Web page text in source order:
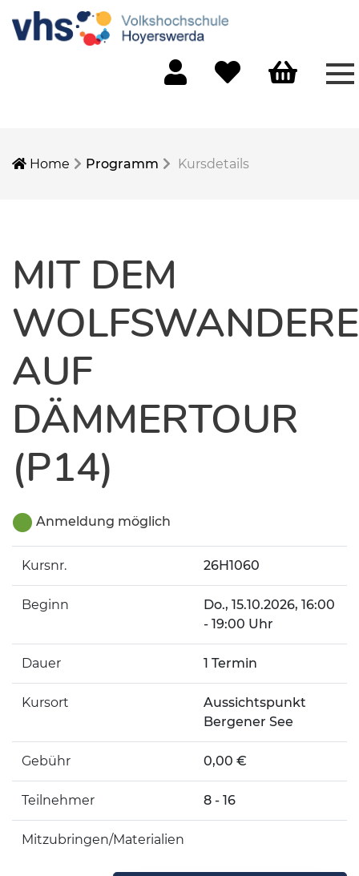
Home Programm Kursdetails
MIT DEM
AUF
DÄMMERTOUR
(P14)
Anmeldung möglich
Kursnr. 26H1060
Beginn Do., 15.10.2026, 16:00
- 19:00 Uhr
Dauer 1 Termin
Kursort
Aussichtspunkt
Bergener See
Gebühr 0,00 €
Teilnehmer 8 - 16
Mitzubringen/Materialien